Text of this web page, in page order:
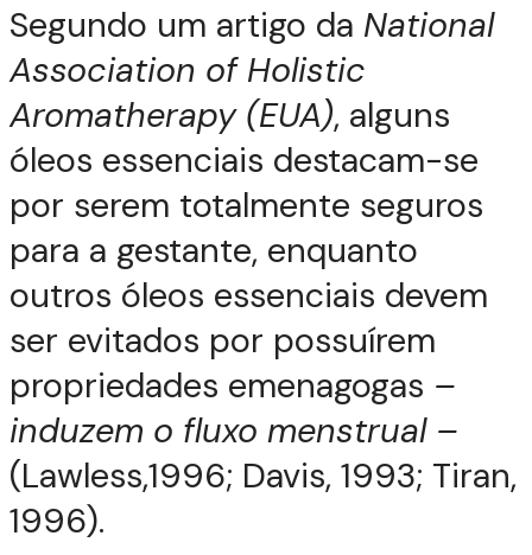
Segundo um artigo da National
Association of Holistic
Aromatherapy (EUA), alguns
óleos essenciais destacam-se
por serem totalmente seguros
para a gestante, enquanto
outros óleos essenciais devem
ser evitados por possuírem
propriedades emenagogas –
induzem o fluxo menstrual –
(Lawless,1996; Davis, 1993; Tiran,
1996).